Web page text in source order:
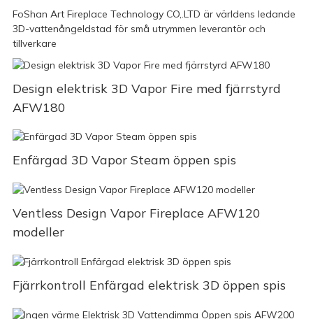
FoShan Art Fireplace Technology CO,.LTD är världens ledande
3D-vattenångeldstad för små utrymmen leverantör och
tillverkare
Design elektrisk 3D Vapor Fire med fjärrstyrd
AFW180
Enfärgad 3D Vapor Steam öppen spis
Ventless Design Vapor Fireplace AFW120
modeller
Fjärrkontroll Enfärgad elektrisk 3D öppen spis